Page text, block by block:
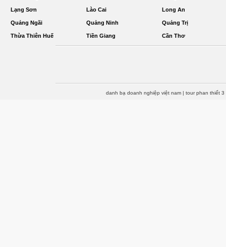
Lạng Sơn Lào Cai Long An
Quảng Ngãi Quảng Ninh Quảng Trị
Thừa Thiên Huế Tiền Giang Cần Thơ
danh bạ doanh nghiệp việt nam | tour phan thiết 3